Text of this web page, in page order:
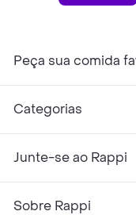
Peça sua comida
Categorias
Junte-se ao Rappi
Sobre Rappi